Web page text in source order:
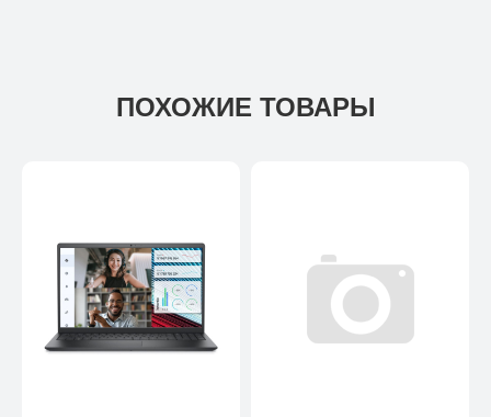
ПОХОЖИЕ ТОВАРЫ